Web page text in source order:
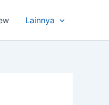
Lainnya